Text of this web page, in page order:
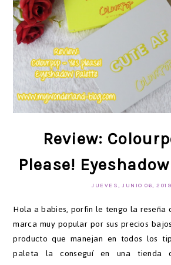
Review:
Please!
JUEVES, JUNIO 06, 2019
Hola a babies, porfin le tengo la reseña
marca muy popular por sus precios
producto que manejan en todos los
paleta la conseguí en una tienda